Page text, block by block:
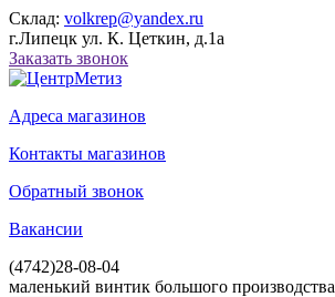
Склад: volkrep@yandex.ru
г.Липецк ул. К. Цеткин, д.1а
Заказать звонок
Адреса магазинов
Контакты магазинов
Обратный звонок
Вакансии
(4742)28-08-04
маленький винтик большого производства